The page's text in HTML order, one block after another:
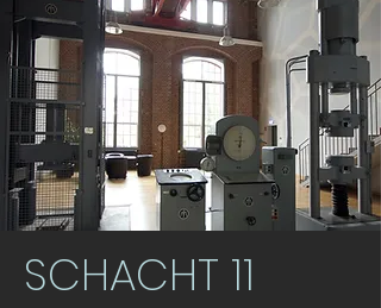
SCHACHT 11